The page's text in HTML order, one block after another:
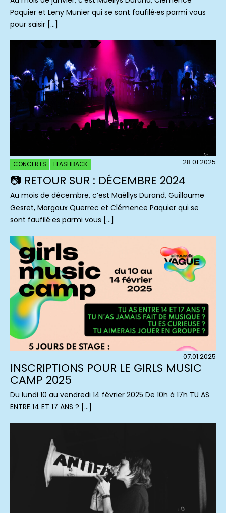
Paquier et Leny Munier qui se sont faufilé·es parmi vous
pour saisir […]
CONCERTS FLASHBACK 28.01.2025
📷 RETOUR SUR : DÉCEMBRE 2024
Au mois de décembre, c’est Maëllys Durand, Guillaume
Gesret, Margaux Querrec et Clémence Paquier qui se
sont faufilé·es parmi vous […]
07.01.2025
INSCRIPTIONS POUR LE GIRLS MUSIC
CAMP 2025
Du lundi 10 au vendredi 14 février 2025 De 10h à 17h TU AS
ENTRE 14 ET 17 ANS ? […]